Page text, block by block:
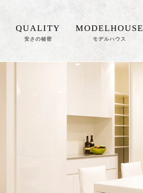
QUALITY
安さの秘密
MODELHOUSE
モデルハウス